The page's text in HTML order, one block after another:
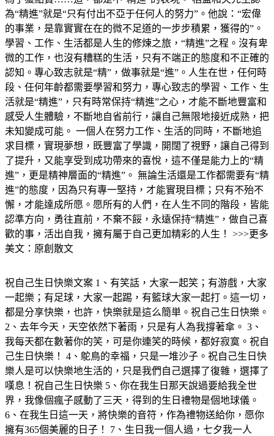
為“精進”就是“只有付出不亞于任何人的努力”。他說：“宏偉
的事業，是靠實實在在的微不足道的一步步積累，獲得的”。
學習、工作、生活都是人生的修煉之旅，“精進”之程。沒有卑
微的工作，也沒有糟糕的生活，只有不端正的態度和不正確的
認知。專心致志就是“精”，做事就是“進”。人生在世，任何時
段、任何年齡都需要學習和努力，專心致志的學習、工作、生
活就是“精進”，只有時常保持“精進”之心，才能不斷地豐富和
感受人生體驗，不斷地自省前行，讓自己無限地接近成熟，把
未知變成可能。 一個人在努力工作、生活的同時，不斷地追
求目標，實現夢想，既豐富了學識，開闊了視野，讓自己得到
了提升，又能享受到成功帶來的喜悅，這不僅是能力上的“精
進”，更是精神層面的“精進”。 無論生活還是工作都需要有“精
進”的態度，因為只有專一堅持，才能實現目標；只有不殆不
懈，才能達成所愿。愿所有的人們，在人生不同的階段，皆能
認準方向，勇往直前，不棄不餒，永遠保持“精進”，做自己喜
歡的事，活出自我，擁有屬于自己更加精彩的人生！ >>>更多
美文：原創散文
祝自己生日快樂文案 1、有笑話，大家一起笑；有游戲，大家
一起樂；有足球，大家一起踢，有籃球大家一起打。這一切，
都是分享快樂，也許，快樂就是這么簡単。祝自己生日快樂。
2、去年今天，天空依然下著雨，只是有人為我撐著傘。 3、
我每天都在數著你的笑，可是你連笑的時候，都好寂寞。祝自
己生日快樂！ 4、鴕鳥的幸福，只是一堆沙子。祝自己生日快
樂人是可以快樂地生活的，只是我們自己選擇了復雜，選擇了
嘆息！祝自己生日快樂 5、你在我生日那天說過要給我全世
界，我像個瘋子感動了三天，得到的生日禮物是個地球儀。
6、在我生日這一天，將快樂的音符，作為禮物送給你，愿你
擁有365個美麗的日子！ 7、生日我一個人過，七夕我一人